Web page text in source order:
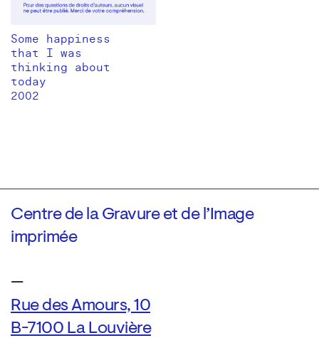
Some happiness
that I was
thinking about
today
2002
Centre de la Gravure et de l’Image
imprimée
—
Rue des Amours, 10
B-7100 La Louvière